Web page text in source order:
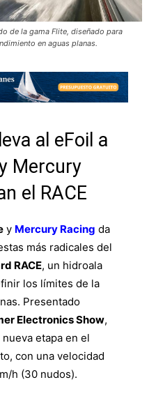
de la gama Flite, diseñado para
en aguas planas.
al eFoil a
Mercury
el RACE
y Mercury Racing da
más radicales del
RACE, un hidroala
los límites de la
Presentado
Electronics Show,
etapa en el
con una velocidad
h (30 nudos).